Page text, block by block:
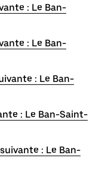
: Le Ban-
: Le Ban-
: Le Ban-
: Le Ban-Saint-
: Le Ban-